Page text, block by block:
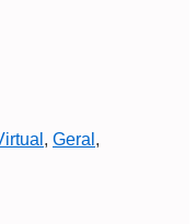
, Geral ,